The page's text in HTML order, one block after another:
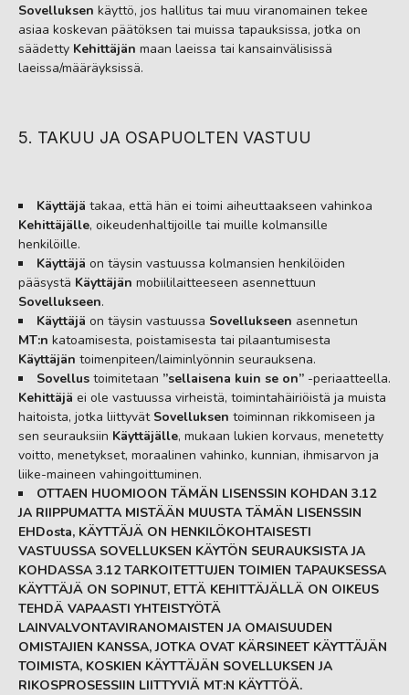
Sovelluksen käyttö, jos hallitus tai muu viranomainen tekee
asiaa koskevan päätöksen tai muissa tapauksissa, jotka on
säädetty Kehittäjän maan laeissa tai kansainvälisissä
laeissa/määräyksissä.
5. TAKUU JA OSAPUOLTEN VASTUU
Käyttäjä takaa, että hän ei toimi aiheuttaakseen vahinkoa
Kehittäjälle, oikeudenhaltijoille tai muille kolmansille
henkilöille.
Käyttäjä on täysin vastuussa kolmansien henkilöiden
pääsystä Käyttäjän mobiililaitteeseen asennettuun
Sovellukseen.
Käyttäjä on täysin vastuussa Sovellukseen asennetun
MT:n katoamisesta, poistamisesta tai pilaantumisesta
Käyttäjän toimenpiteen/laiminlyönnin seurauksena.
Sovellus toimitetaan ”sellaisena kuin se on” -periaatteella.
Kehittäjä ei ole vastuussa virheistä, toimintahäiriöistä ja muista
haitoista, jotka liittyvät Sovelluksen toiminnan rikkomiseen ja
sen seurauksiin Käyttäjälle, mukaan lukien korvaus, menetetty
voitto, menetykset, moraalinen vahinko, kunnian, ihmisarvon ja
liike-maineen vahingoittuminen.
OTTAEN HUOMIOON TÄMÄN LISENSSIN KOHDAN 3.12
JA RIIPPUMATTA MISTÄÄN MUUSTA TÄMÄN LISENSSIN
EHDosta, KÄYTTÄJÄ ON HENKILÖKOHTAISESTI
VASTUUSSA SOVELLUKSEN KÄYTÖN SEURAUKSISTA JA
KOHDASSA 3.12 TARKOITETTUJEN TOIMIEN TAPAUKSESSA
KÄYTTÄJÄ ON SOPINUT, ETTÄ KEHITTÄJÄLLÄ ON OIKEUS
TEHDÄ VAPAASTI YHTEISTYÖTÄ
LAINVALVONTAVIRANOMAISTEN JA OMAISUUDEN
OMISTAJIEN KANSSA, JOTKA OVAT KÄRSINEET KÄYTTÄJÄN
TOIMISTA, KOSKIEN KÄYTTÄJÄN SOVELLUKSEN JA
RIKOSPROSESSIIN LIITTYVIÄ MT:N KÄYTTÖÄ.